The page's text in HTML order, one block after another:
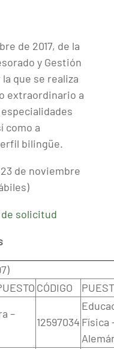
de 2017, de la
y Gestión
que se realiza
extraordinario a
como a
bilingüe.
de noviembre
solicitud
CÓDIGO
–
12597034 Física